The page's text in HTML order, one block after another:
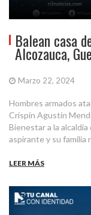
Balean casa
Alcozauca,
Marzo 22, 2024
Hombres armados
Crispín Agustín
Bienestar a la
aspirante y su familia
LEER MÁS